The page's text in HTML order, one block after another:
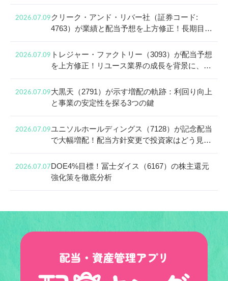
2026.07.09 クリーク・アンド・リバー社（証券コード:
4763）が業績と配当予想を上方修正！長期目線
2026.07.09 トレジャー・ファクトリー（3093）が配当予想
を上方修正！リユース業界の成長を背景に、還
2026.07.09大黒天（2791）が示す増配の軌跡：利回り向上
と事業の安定性を探る3つの鍵
2026.07.09ユニソルホールディングス（7128）が記念配当
で大幅増配！配当方針変更で投資家はどう見る
2026.07.07DOE4%目標！冨士ダイス（6167）の株主還元
強化策を徹底分析